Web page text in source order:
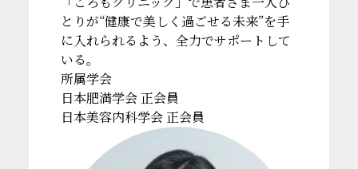
とりが“健康で美しく過ごせる未来”を手
に入れられるよう、全力でサポートして
いる。
所属学会
日本肥満学会 正会員
日本美容内科学会 正会員